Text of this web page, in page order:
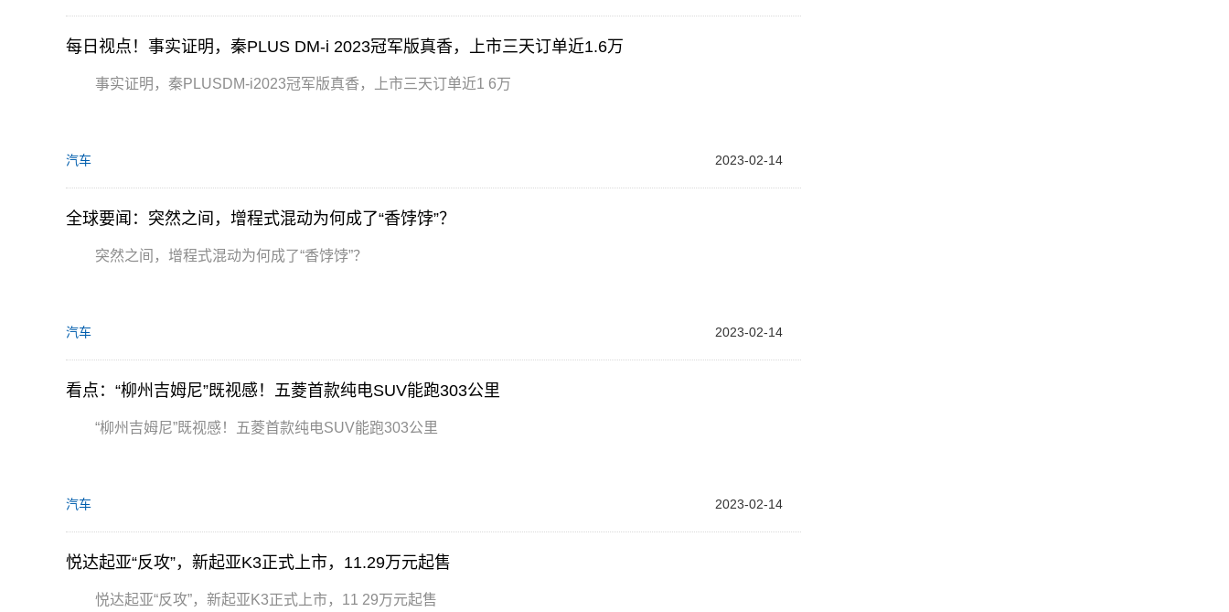
每日视点！事实证明，秦PLUS DM-i 2023冠军版真香，上市三天订单近1.6万
事实证明，秦PLUSDM-i2023冠军版真香，上市三天订单近1 6万
汽车 2023-02-14
全球要闻：突然之间，增程式混动为何成了“香饽饽”？
突然之间，增程式混动为何成了“香饽饽”？
汽车 2023-02-14
看点：“柳州吉姆尼”既视感！五菱首款纯电SUV能跑303公里
“柳州吉姆尼”既视感！五菱首款纯电SUV能跑303公里
汽车 2023-02-14
悦达起亚“反攻”，新起亚K3正式上市，11.29万元起售
悦达起亚“反攻”，新起亚K3正式上市，11 29万元起售